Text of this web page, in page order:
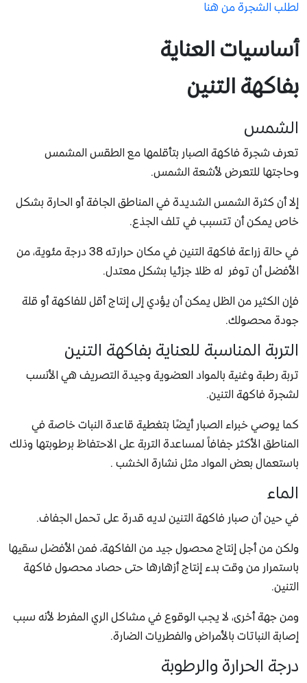
لطلب الشجرة من هنا
أساسيات العناية
بفاكهة التنين
الشمس
تعرف شجرة فاكهة الصبار بتأقلمها مع الطقس المشمس
وحاجتها للتعرض لأشعة الشمس.
إلا أن كثرة الشمس الشديدة في المناطق الجافة أو الحارة بشكل
خاص يمكن أن تتسبب في تلف الجذع.
في حالة زراعة فاكهة التنين في مكان حرارته 38 درجة مئوية، من
الأفضل أن توفر له ظلا جزئيا بشكل معتدل.
فإن الكثير من الظل يمكن أن يؤدي إلى إنتاج أقل للفاكهة أو قلة
جودة محصولك.
التربة المناسبة للعناية بفاكهة التنين
تربة رطبة وغنية بالمواد العضوية وجيدة التصريف هي الأنسب
لشجرة فاكهة التنين.
كما يوصي خبراء الصبار أيضًا بتغطية قاعدة النبات خاصة في
المناطق الأكثر جفافاً لمساعدة التربة على الاحتفاظ برطوبتها وذلك
باستعمال بعض المواد مثل نشارة الخشب .
الماء
في حين أن صبار فاكهة التنين لديه قدرة على تحمل الجفاف.
ولكن من أجل إنتاج محصول جيد من الفاكهة، فمن الأفضل سقيها
باستمرار من وقت بدء إنتاج أزهارها حتى حصاد محصول فاكهة
التنين.
ومن جهة أخرى، لا يجب الوقوع في مشاكل الري المفرط لأنه سبب
إصابة النباتات بالأمراض والفطريات الضارة.
درجة الحرارة والرطوبة